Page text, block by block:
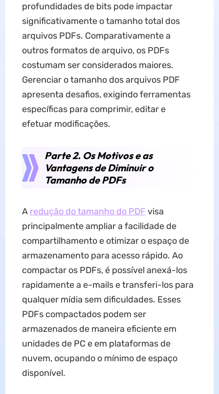
profundidades de bits pode impactar
significativamente o tamanho total dos
arquivos PDFs. Comparativamente a
outros formatos de arquivo, os PDFs
costumam ser considerados maiores.
Gerenciar o tamanho dos arquivos PDF
apresenta desafios, exigindo ferramentas
específicas para comprimir, editar e
efetuar modificações.
Parte 2. Os Motivos e as
Vantagens de Diminuir o
Tamanho de PDFs
A redução do tamanho do PDF visa
principalmente ampliar a facilidade de
compartilhamento e otimizar o espaço de
armazenamento para acesso rápido. Ao
compactar os PDFs, é possível anexá-los
rapidamente a e-mails e transferi-los para
qualquer mídia sem dificuldades. Esses
PDFs compactados podem ser
armazenados de maneira eficiente em
unidades de PC e em plataformas de
nuvem, ocupando o mínimo de espaço
disponível.